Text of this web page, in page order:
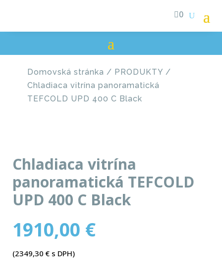
0
Domovská stránka / PRODUKTY /
Chladiaca vitrína panoramatická
TEFCOLD UPD 400 C Black
Chladiaca vitrína
panoramatická TEFCOLD
UPD 400 C Black
1910,00 €
(2349,30€ s DPH)